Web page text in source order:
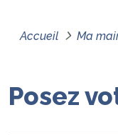
Accueil Ma
Posez